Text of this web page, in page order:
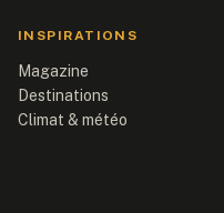
INSPIRATIONS
Magazine
Destinations
Climat & météo